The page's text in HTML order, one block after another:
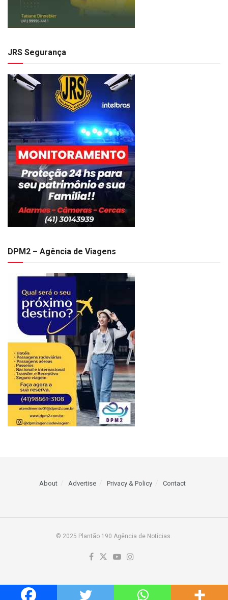
JRS Segurança
DPM2 – Agência de Viagens
About Advertise Privacy & Policy Contact
© 2025 Plantão 190 Agência de Notícias.